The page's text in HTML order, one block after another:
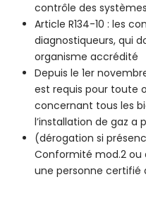
contrôle des
Article R134-10 : les
diagnostiqueurs, qui
organisme accrédité
Depuis le 1er
est requis pour toute
concernant tous les
l’installation de gaz a
(dérogation si
Conformité mod.2 ou
une personne certifié